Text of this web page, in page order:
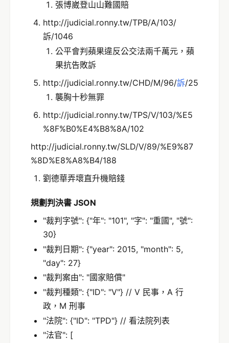
張博崴登山山難國賠
http://judicial.ronny.tw/TPB/A/103/
訴/1046
公平會判蘋果違反公交法兩千萬元，蘋
果抗告敗訴
http://judicial.ronny.tw/CHD/M/96/訴/25
襲胸十秒無罪
http://judicial.ronny.tw/TPS/V/103/%E5
%8F%B0%E4%B8%8A/102
http://judicial.ronny.tw/SLD/V/89/%E9%87
%8D%E8%A8%B4/188
劉德華弄壞直升機賠錢
規劃判決書 JSON
"裁判字號": {"年": "101", "字": "重國", "號":
30}
"裁判日期": {"year": 2015, "month": 5,
"day": 27}
"裁判案由": "國家賠償"
"裁判種類": {"ID": "V"} // V 民事，A 行
政，M 刑事
"法院": {"ID": "TPD"} // 看法院列表
"法官": [